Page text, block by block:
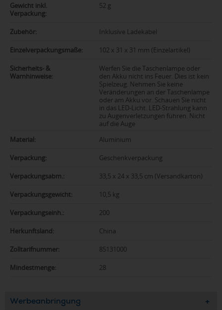
Gewicht inkl.
Verpackung:
52 g
Zubehör: Inklusive Ladekabel
Einzelverpackungsmaße: 102 x 31 x 31 mm (Einzelartikel)
Sicherheits- &
Warnhinweise:
Werfen Sie die Taschenlampe oder
den Akku nicht ins Feuer. Dies ist kein
Spielzeug. Nehmen Sie keine
Veränderungen an der Taschenlampe
oder am Akku vor. Schauen Sie nicht
in das LED-Licht. LED-Strahlung kann
zu Augenverletzungen führen. Nicht
auf die Auge
Material:
Aluminium
Verpackung: Geschenkverpackung
Verpackungsabm.: 33,5 x 24 x 33,5 cm (Versandkarton)
Verpackungsgewicht: 10,5 kg
Verpackungseinh.: 200
Herkunftsland: China
Zolltarifnummer: 85131000
Mindestmenge: 28
Werbeanbringung